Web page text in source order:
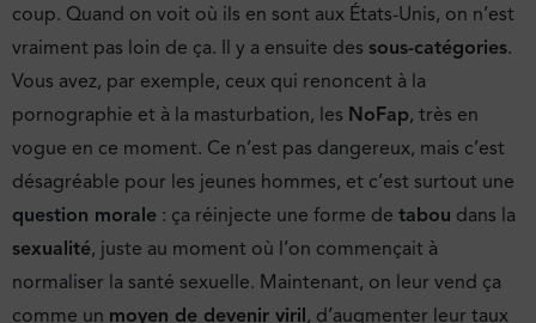
coup. Quand on voit où ils en sont aux États-Unis, on n’est
vraiment pas loin de ça. Il y a ensuite des sous-catégories.
Vous avez, par exemple, ceux qui renoncent à la
pornographie et à la masturbation, les NoFap, très en
vogue en ce moment. Ce n’est pas dangereux, mais c’est
désagréable pour les jeunes hommes, et c’est surtout une
question morale : ça réinjecte une forme de tabou dans la
sexualité, juste au moment où l’on commençait à
normaliser la santé sexuelle. Maintenant, on leur vend ça
comme un moyen de devenir viril, d’augmenter leur taux